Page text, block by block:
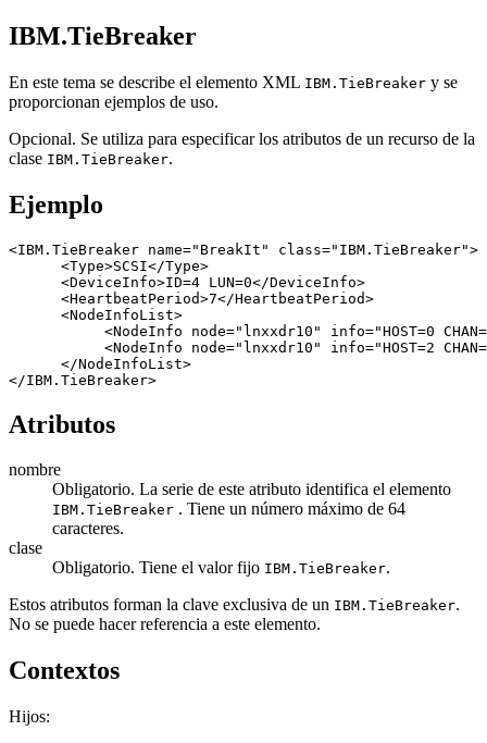
IBM.TieBreaker
En este tema se describe el elemento XML IBM.TieBreaker y se
proporcionan ejemplos de uso.
Opcional. Se utiliza para especificar los atributos de un recurso de la
clase IBM.TieBreaker.
Ejemplo
<IBM.TieBreaker name="BreakIt" class="IBM.TieBreaker">
      <Type>SCSI</Type>
      <DeviceInfo>ID=4 LUN=0</DeviceInfo>
      <HeartbeatPeriod>7</HeartbeatPeriod>
      <NodeInfoList>
<NodeInfo node="lnxxdr10" info="HOST=0
<NodeInfo node="lnxxdr10" info="HOST=2
      </NodeInfoList>
</IBM.TieBreaker>
Atributos
nombre
Obligatorio. La serie de este atributo identifica el elemento
IBM.TieBreaker . Tiene un número máximo de 64
caracteres.
clase
Obligatorio. Tiene el valor fijo IBM.TieBreaker.
Estos atributos forman la clave exclusiva de un IBM.TieBreaker.
No se puede hacer referencia a este elemento.
Contextos
Hijos: